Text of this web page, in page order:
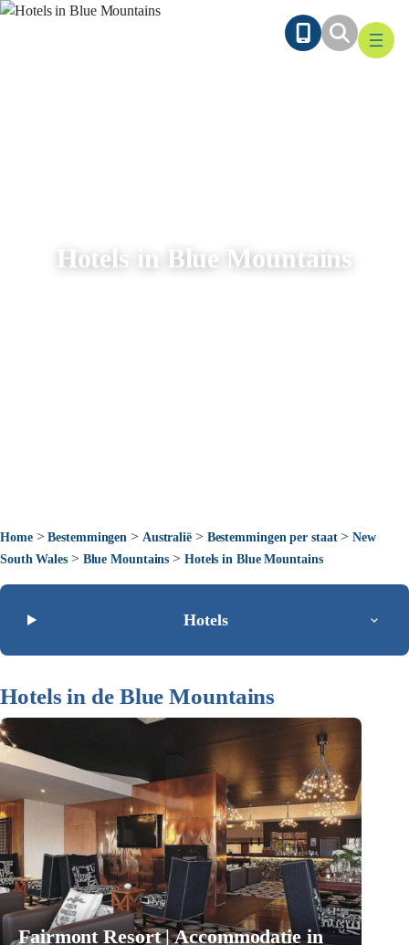
Ga
Hotels in Blue Mountains
Home>Bestemmingen > Australië> Bestemmingen per staat>New
South Wales> Blue Mountains > Hotels in Blue Mountains
Hotels
Hotels in de Blue Mountains
Fairmont Resort | Accommodatie in